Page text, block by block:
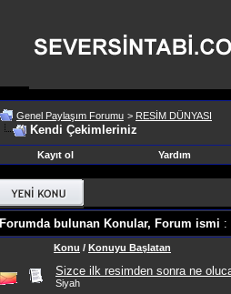
Genel Paylaşım Forumu > RESİM DÜNYASI
Kendi Çekimleriniz
Kayıt ol Yardım
Forumda bulunan Konular, Forum ismi :
Konu / Konuyu Başlatan
Sizce ilk resimden sonra ne
Siyah